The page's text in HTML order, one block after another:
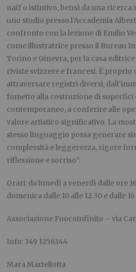
naïf o istintivo, bensì da una ricerca
uno studio presso l’Accademia
confronto con la lezione di Emilio
come illustratrice presso il Bureau
Torino e Ginevra, per la casa
riviste svizzere e francesi. È proprio
attraversare registri diversi,
fumetto alla costruzione di superfici
contemporaneo, a conferire alle
valore artistico significativo. La
stesso linguaggio possa generare
complessità e leggerezza, rigore
riflessione e sorriso”.
Orari: da lunedì a venerdì dalle ore
domenica dalle 10 alle 12.30 e dalle 16
Associazione Fuocoinfinito – via
Info: 349 1256344
Mara Martellotta